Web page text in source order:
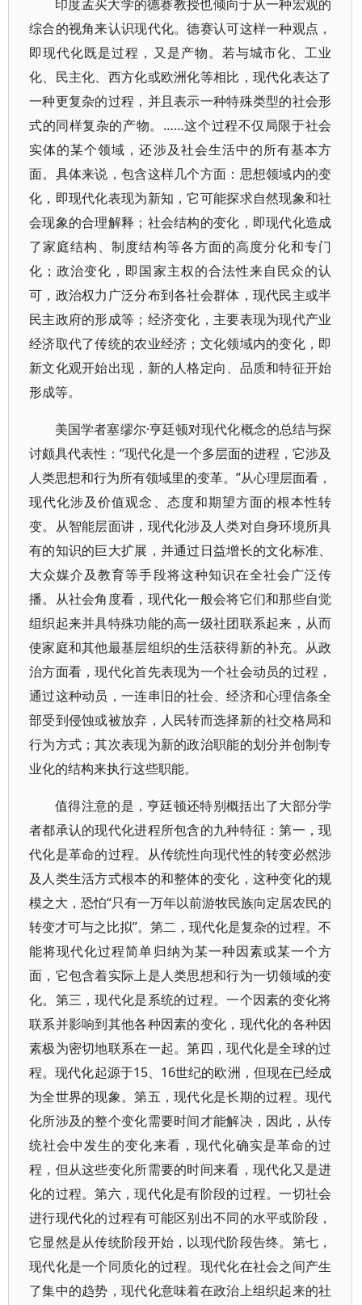
印度孟买大学的德赛教授也倾向于从一种宏观的
综合的视角来认识现代化。德赛认可这样一种观点，
即现代化既是过程，又是产物。若与城市化、工业
化、民主化、西方化或欧洲化等相比，现代化表达了
一种更复杂的过程，并且表示一种特殊类型的社会形
式的同样复杂的产物。……这个过程不仅局限于社会
实体的某个领域，还涉及社会生活中的所有基本方
面。具体来说，包含这样几个方面：思想领域内的变
化，即现代化表现为新知，它可能探求自然现象和社
会现象的合理解释；社会结构的变化，即现代化造成
了家庭结构、制度结构等各方面的高度分化和专门
化；政治变化，即国家主权的合法性来自民众的认
可，政治权力广泛分布到各社会群体，现代民主或半
民主政府的形成等；经济变化，主要表现为现代产业
经济取代了传统的农业经济；文化领域内的变化，即
新文化观开始出现，新的人格定向、品质和特征开始
形成等。
美国学者塞缪尔·亨廷顿对现代化概念的总结与探
讨颇具代表性：“现代化是一个多层面的进程，它涉及
人类思想和行为所有领域里的变革。”从心理层面看，
现代化涉及价值观念、态度和期望方面的根本性转
变。从智能层面讲，现代化涉及人类对自身环境所具
有的知识的巨大扩展，并通过日益增长的文化标准、
大众媒介及教育等手段将这种知识在全社会广泛传
播。从社会角度看，现代化一般会将它们和那些自觉
组织起来并具特殊功能的高一级社团联系起来，从而
使家庭和其他最基层组织的生活获得新的补充。从政
治方面看，现代化首先表现为一个社会动员的过程，
通过这种动员，一连串旧的社会、经济和心理信条全
部受到侵蚀或被放弃，人民转而选择新的社交格局和
行为方式；其次表现为新的政治职能的划分并创制专
业化的结构来执行这些职能。
值得注意的是，亨廷顿还特别概括出了大部分学
者都承认的现代化进程所包含的九种特征：第一，现
代化是革命的过程。从传统性向现代性的转变必然涉
及人类生活方式根本的和整体的变化，这种变化的规
模之大，恐怕“只有一万年以前游牧民族向定居农民的
转变才可与之比拟”。第二，现代化是复杂的过程。不
能将现代化过程简单归纳为某一种因素或某一个方
面，它包含着实际上是人类思想和行为一切领域的变
化。第三，现代化是系统的过程。一个因素的变化将
联系并影响到其他各种因素的变化，现代化的各种因
素极为密切地联系在一起。第四，现代化是全球的过
程。现代化起源于15、16世纪的欧洲，但现在已经成
为全世界的现象。第五，现代化是长期的过程。现代
化所涉及的整个变化需要时间才能解决，因此，从传
统社会中发生的变化来看，现代化确实是革命的过
程，但从这些变化所需要的时间来看，现代化又是进
化的过程。第六，现代化是有阶段的过程。一切社会
进行现代化的过程有可能区别出不同的水平或阶段，
它显然是从传统阶段开始，以现代阶段告终。第七，
现代化是一个同质化的过程。现代化在社会之间产生
了集中的趋势，现代化意味着在政治上组织起来的社